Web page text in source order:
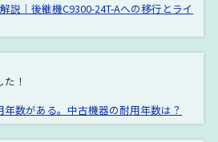
説｜後継機C9300-24T-Aへの移行とライ
！
数がある。中古機器の耐用年数は？